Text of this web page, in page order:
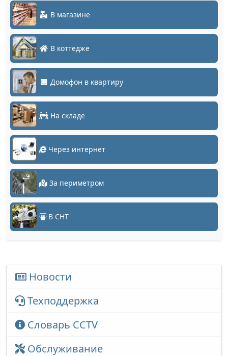
В магазине
В коттедже
Домофон в квартиру
На складе
Через интернет
За периметром
В СНТ
Новости
Техподдержка
Словарь CCTV
Обслуживание